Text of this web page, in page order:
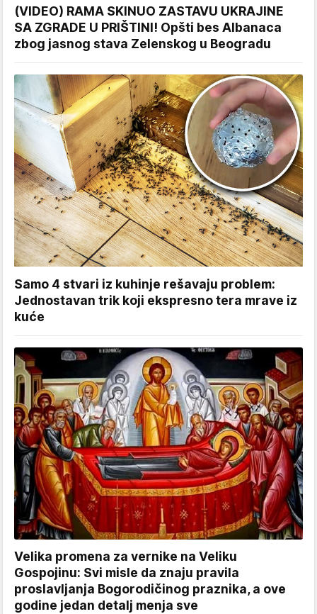
(VIDEO) RAMA SKINUO ZASTAVU UKRAJINE
SA ZGRADE U PRIŠTINI! Opšti bes Albanaca
zbog jasnog stava Zelenskog u Beogradu
Samo 4 stvari iz kuhinje rešavaju problem:
Jednostavan trik koji ekspresno tera mrave iz
kuće
Velika promena za vernike na Veliku
Gospojinu: Svi misle da znaju pravila
proslavljanja Bogorodičinog praznika, a ove
godine jedan detalj menja sve